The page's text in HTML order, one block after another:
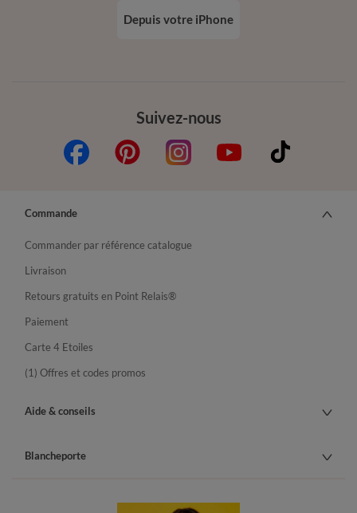
Suivez-nous
Depuis votre iPhone
Commande
Commander par référence catalogue
Livraison
Retours gratuits en Point Relais®
Paiement
Carte 4 Etoiles
(1) Offres et codes promos
Aide & conseils
Blancheporte